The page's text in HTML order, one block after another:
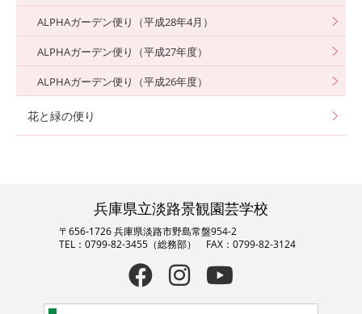
ALPHAガーデン便り（平成28年4月）
ALPHAガーデン便り（平成27年度）
ALPHAガーデン便り（平成26年度）
花と緑の便り
兵庫県立淡路景観園芸学校
〒656-1726 兵庫県淡路市野島常盤954-2
TEL：0799-82-3455（総務部） FAX：0799-82-3124